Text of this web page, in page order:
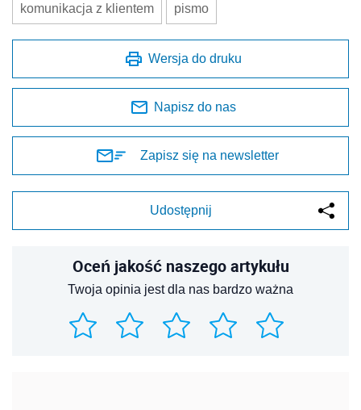
komunikacja z klientem pismo
Wersja do druku
Napisz do nas
Zapisz się na newsletter
Udostępnij
Oceń jakość naszego artykułu
Twoja opinia jest dla nas bardzo ważna